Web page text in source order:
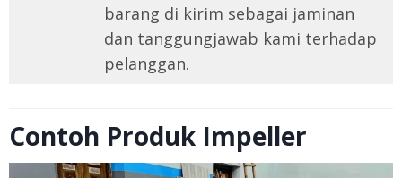
barang di kirim sebagai jaminan
dan tanggungjawab kami terhadap
pelanggan.
Contoh Produk Impeller